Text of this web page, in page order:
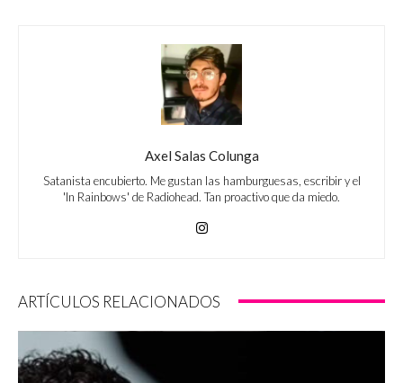
Axel Salas Colunga
Satanista encubierto. Me gustan las hamburguesas, escribir y el
'In Rainbows' de Radiohead. Tan proactivo que da miedo.
ARTÍCULOS RELACIONADOS